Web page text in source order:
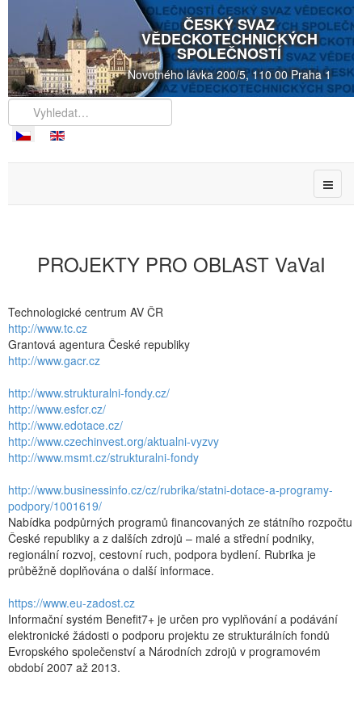
ČESKÝ SVAZ
VĚDECKOTECHNICKÝCH
SPOLEČNOSTÍ
Novotného lávka 200/5, 110 00 Praha 1
PROJEKTY PRO OBLAST VaVaI
Technologické centrum AV ČR
http://www.tc.cz
Grantová agentura České republiky
http://www.gacr.cz
http://www.strukturalni-fondy.cz/
http://www.esfcr.cz/
http://www.edotace.cz/
http://www.czechinvest.org/aktualni-vyzvy
http://www.msmt.cz/strukturalni-fondy
http://www.businessinfo.cz/cz/rubrika/statni-dotace-a-programy-
podpory/1001619/
Nabídka podpůrných programů financovaných ze státního rozpočtu
České republiky a z dalších zdrojů – malé a střední podniky,
regionální rozvoj, cestovní ruch, podpora bydlení. Rubrika je
průběžně doplňována o další informace.
https://www.eu-zadost.cz
Informační systém Benefit7+ je určen pro vyplňování a podávání
elektronické žádosti o podporu projektu ze strukturálních fondů
Evropského společenství a Národních zdrojů v programovém
období 2007 až 2013.